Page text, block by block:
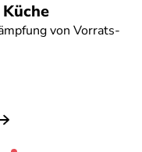
von Vorrats-